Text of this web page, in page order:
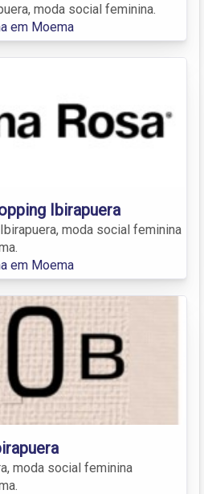
moda social feminina.
em Moema
Ibirapuera
moda social feminina
em Moema
moda social feminina